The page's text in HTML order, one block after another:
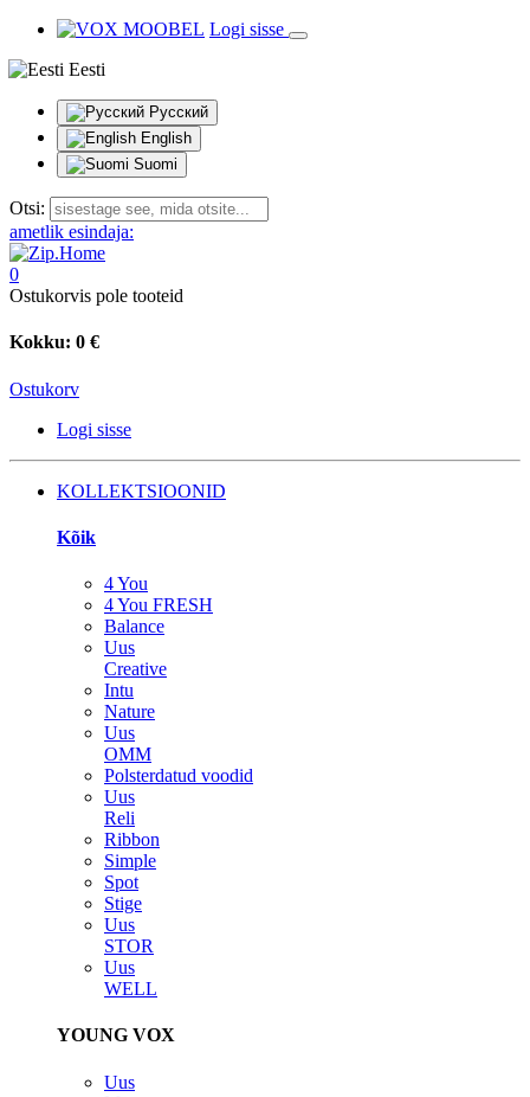
Logi sisse
Eesti
Русский
English
Suomi
Otsi:
ametlik esindaja:
0
Ostukorvis pole tooteid
Kokku: 0 €
Ostukorv
Logi sisse
KOLLEKTSIOONID
Kõik
4 You
4 You FRESH
Balance
Uus
Creative
Intu
Nature
Uus
OMM
Polsterdatud voodid
Uus
Reli
Ribbon
Simple
Spot
Stige
Uus
STOR
Uus
WELL
YOUNG VOX
Uus